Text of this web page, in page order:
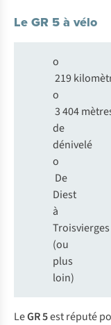
Le GR 5 à vélo
o
219
o
3 404
de
dénivelé
o
De
Diest
à
Troisvierges
(ou
plus
loin)
LeGR 5est réputé